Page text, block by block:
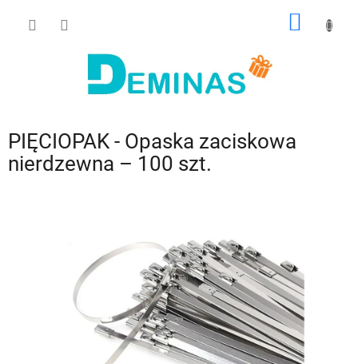
PIĘCIOPAK - Opaska zaciskowa
nierdzewna – 100 szt.